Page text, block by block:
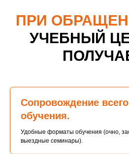
ПРИ
УЧЕБНЫЙ
Сопровождение
обучения.
Удобные форматы обучения (очно,
выездные семинары).